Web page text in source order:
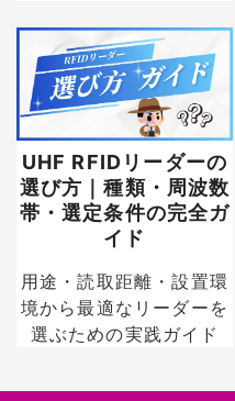
UHF RFIDリーダーの
選び方｜種類・周波数
帯・選定条件の完全ガ
イド
用途・読取距離・設置環
境から最適なリーダーを
選ぶための実践ガイド